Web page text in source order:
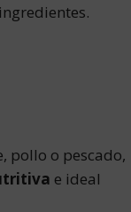
pollo o pescado,
e ideal